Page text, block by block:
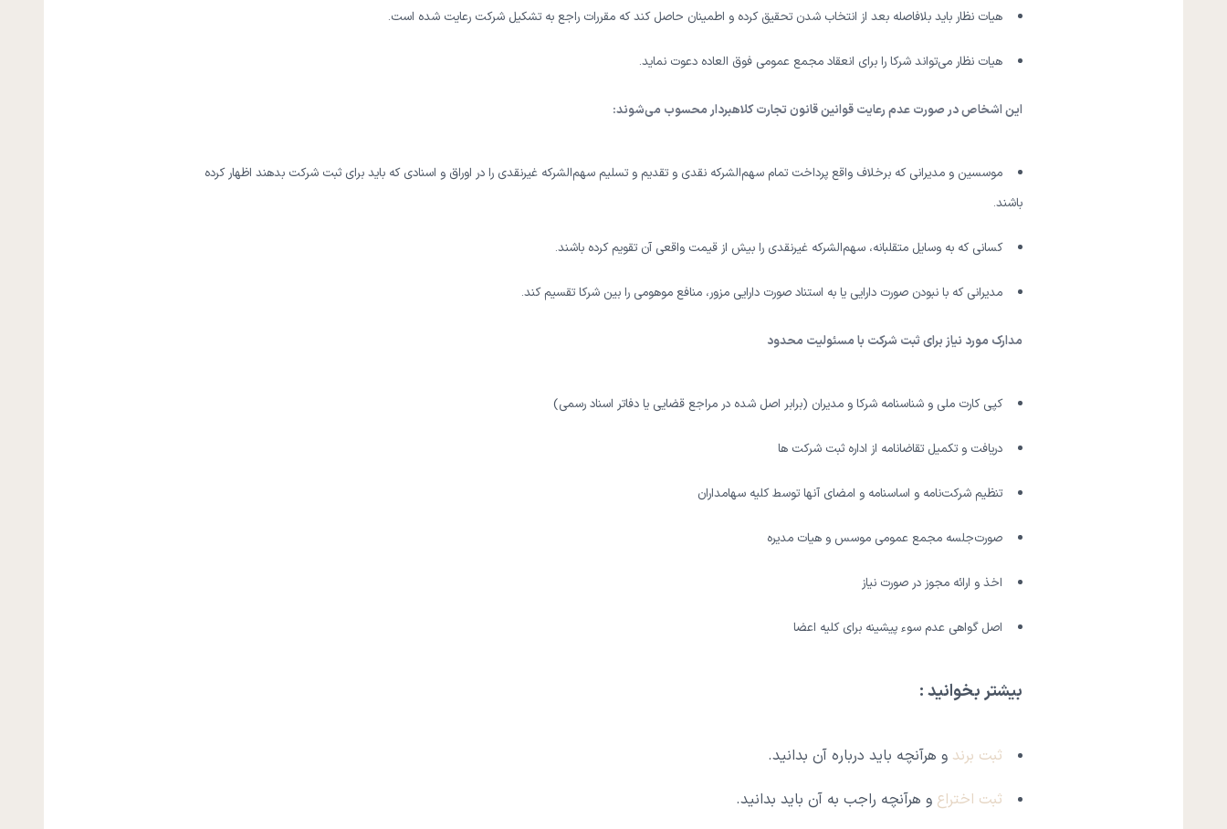
هیات نظار باید بلافاصله بعد از انتخاب شدن تحقیق کرده و اطمینان حاصل کند که مقررات راجع به تشکیل شرکت رعایت شده است.
هیات نظار می‌تواند شرکا را برای انعقاد مجمع عمومی فوق العاده دعوت نماید.
این اشخاص در صورت عدم رعایت قوانین قانون تجارت کلاهبردار محسوب می‌شوند:
موسسین و مدیرانی که برخلاف واقع پرداخت تمام سهم‌الشرکه نقدی و تقدیم و تسلیم سهم‌الشرکه غیر‌نقدی را در اوراق و اسنادی که باید برای ثبت شرکت بدهند اظهار کرده
باشند.
کسانی که به وسایل متقلبانه، سهم‌الشرکه غیرنقدی را بیش از قیمت واقعی آن تقویم کرده باشند.
مدیرانی که با نبودن صورت دارایی یا به استناد صورت دارایی مزور، منافع موهومی را بین شرکا تقسیم کند.
مدارک مورد نیاز برای ثبت شرکت با مسئولیت محدود
کپی کارت ملی و شناسنامه شرکا و مدیران (برابر اصل شده در مراجع قضایی یا دفاتر اسناد رسمی)
دریافت و تکمیل تقاضانامه از اداره ثبت شرکت ها
تنظیم شرکت‌نامه و اساسنامه و امضای آنها توسط کلیه سهامداران
صورت‌جلسه مجمع عمومی موسس و هیات مدیره
اخذ و ارائه مجوز در صورت نیاز
اصل گواهی عدم سوء پیشینه برای کلیه اعضا
بیشتر بخوانید :
ثبت برند و هرآنچه باید درباره آن بدانید.
ثبت اختراع و هرآنچه راجب به آن باید بدانید.